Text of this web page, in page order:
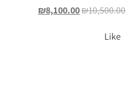
₪10,500.00
₪8,100.00
Like